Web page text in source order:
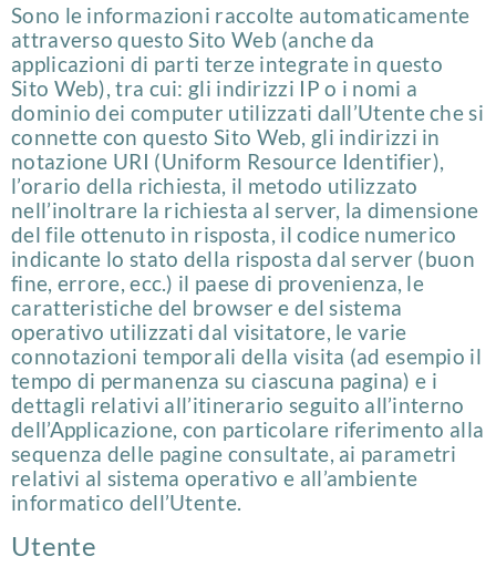
Sono le informazioni raccolte automaticamente
attraverso questo Sito Web (anche da
applicazioni di parti terze integrate in questo
Sito Web), tra cui: gli indirizzi IP o i nomi a
dominio dei computer utilizzati dall’Utente che si
connette con questo Sito Web, gli indirizzi in
notazione URI (Uniform Resource Identifier),
l’orario della richiesta, il metodo utilizzato
nell’inoltrare la richiesta al server, la dimensione
del file ottenuto in risposta, il codice numerico
indicante lo stato della risposta dal server (buon
fine, errore, ecc.) il paese di provenienza, le
caratteristiche del browser e del sistema
operativo utilizzati dal visitatore, le varie
connotazioni temporali della visita (ad esempio il
tempo di permanenza su ciascuna pagina) e i
dettagli relativi all’itinerario seguito all’interno
dell’Applicazione, con particolare riferimento alla
sequenza delle pagine consultate, ai parametri
relativi al sistema operativo e all’ambiente
informatico dell’Utente.
Utente